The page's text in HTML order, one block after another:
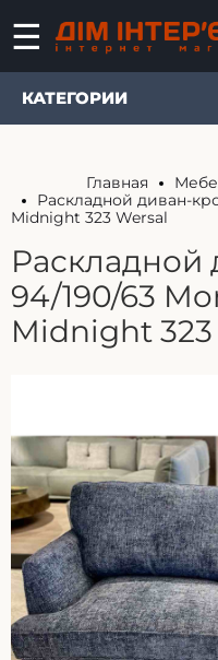
КАТЕГОРИИ
Главная
Раскладной диван-
Midnight 323 Wersal
Раскладной
94/190/63
Midnight 323